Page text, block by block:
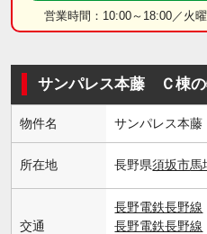
営業時間：10:00～18:00／火
サンパレス本藤 Ｃ棟の
物件名 サンパレス本
所在地 長野県須坂市馬
交通
長野電鉄長野線
長野電鉄長野線